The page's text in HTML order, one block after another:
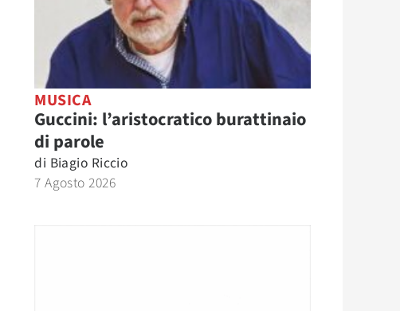
MUSICA
Guccini: l’aristocratico burattinaio
di parole
di Biagio Riccio
7 Agosto 2026